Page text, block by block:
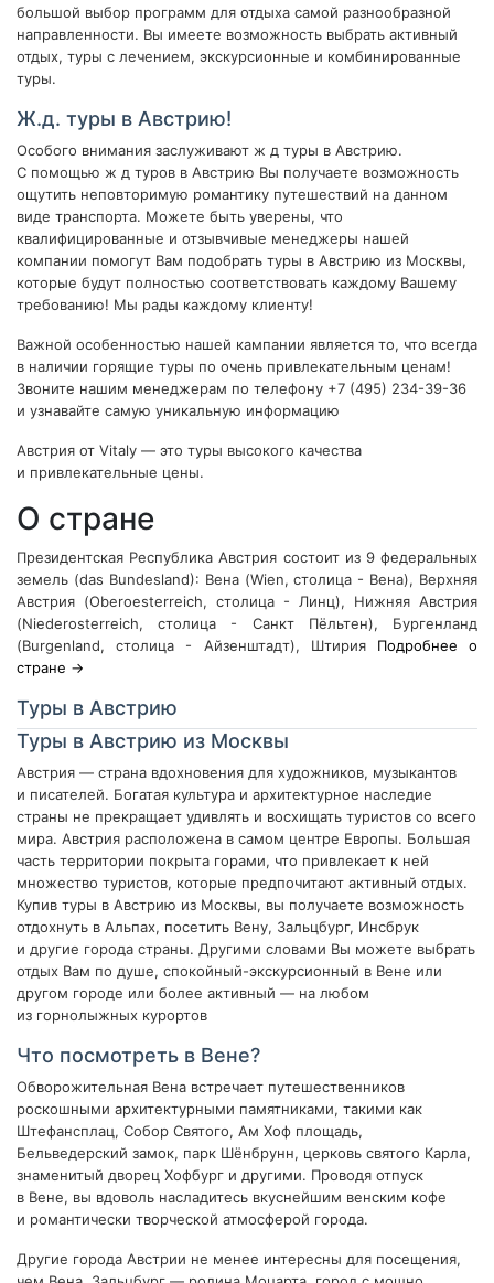
большой выбор программ для отдыха самой разнообразной
направленности. Вы имеете возможность выбрать активный
отдых, туры с лечением, экскурсионные и комбинированные
туры.
Ж.д. туры в Австрию!
Особого внимания заслуживают ж д туры в Австрию.
С помощью ж д туров в Австрию Вы получаете возможность
ощутить неповторимую романтику путешествий на данном
виде транспорта. Можете быть уверены, что
квалифицированные и отзывчивые менеджеры нашей
компании помогут Вам подобрать туры в Австрию из Москвы,
которые будут полностью соответствовать каждому Вашему
требованию! Мы рады каждому клиенту!
Важной особенностью нашей кампании является то, что всегда
в наличии горящие туры по очень привлекательным ценам!
Звоните нашим менеджерам по телефону +7 (495) 234-39-36
и узнавайте самую уникальную информацию
Австрия от Vitaly — это туры высокого качества
и привлекательные цены.
О стране
Президентская Республика Австрия состоит из 9 федеральных
земель (das Bundesland): Вена (Wien, столица - Вена), Верхняя
Австрия (Oberoesterreich, столица - Линц), Нижняя Австрия
(Niederosterreich, столица - Санкт Пёльтен), Бургенланд
(Burgenland, столица - Айзенштадт), Штирия Подробнее о
стране →
Туры в Австрию
Туры в Австрию из Москвы
Австрия — страна вдохновения для художников, музыкантов
и писателей. Богатая культура и архитектурное наследие
страны не прекращает удивлять и восхищать туристов со всего
мира. Австрия расположена в самом центре Европы. Большая
часть территории покрыта горами, что привлекает к ней
множество туристов, которые предпочитают активный отдых.
Купив туры в Австрию из Москвы, вы получаете возможность
отдохнуть в Альпах, посетить Вену, Зальцбург, Инсбрук
и другие города страны. Другими словами Вы можете выбрать
отдых Вам по душе, спокойный-экскурсионный в Вене или
другом городе или более активный — на любом
из горнолыжных курортов
Что посмотреть в Вене?
Обворожительная Вена встречает путешественников
роскошными архитектурными памятниками, такими как
Штефансплац, Собор Святого, Ам Хоф площадь,
Бельведерский замок, парк Шёнбрунн, церковь святого Карла,
знаменитый дворец Хофбург и другими. Проводя отпуск
в Вене, вы вдоволь насладитесь вкуснейшим венским кофе
и романтически творческой атмосферой города.
Другие города Австрии не менее интересны для посещения,